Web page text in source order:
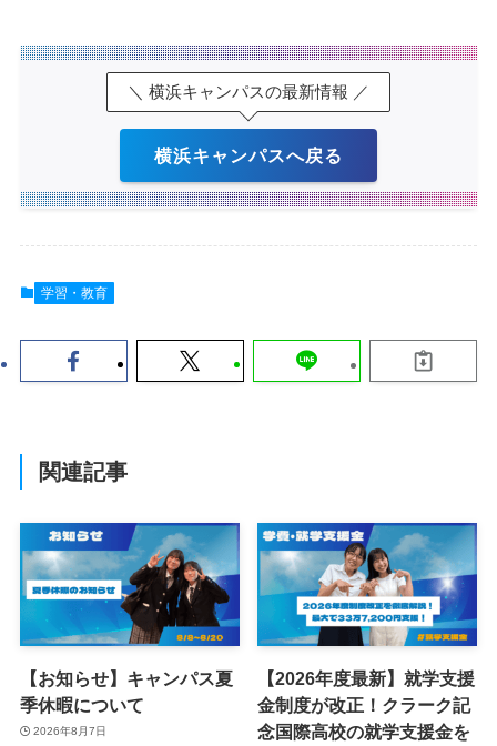
＼ 横浜キャンパスの最新情報 ／
横浜キャンパスへ戻る
学習・教育
関連記事
【お知らせ】キャンパス夏
季休暇について
2026年8月7日
【2026年度最新】就学支援
金制度が改正！クラーク記
念国際高校の就学支援金を